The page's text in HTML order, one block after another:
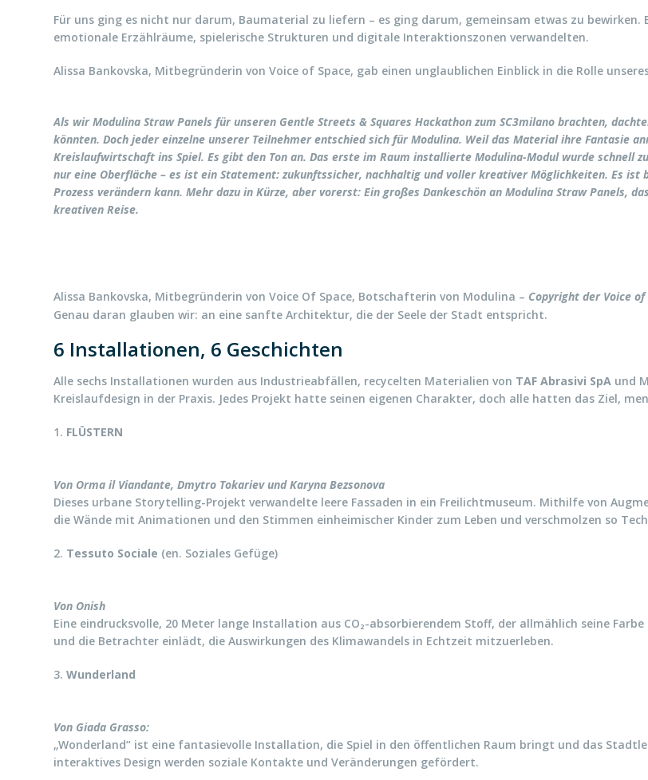
Für uns ging es nicht nur darum, Baumaterial zu liefern – es ging darum, gemeinsam etwas zu
emotionale Erzählräume, spielerische Strukturen und digitale Interaktionszonen verwandelten.
Alissa Bankovska, Mitbegründerin von Voice of Space, gab einen unglaublichen Einblick in die Rolle
Als wir Modulina Straw Panels für unseren Gentle Streets & Squares Hackathon zum SC3milano brachten,
könnten. Doch jeder einzelne unserer Teilnehmer entschied sich für Modulina. Weil das Material ihre Fantasie
Kreislaufwirtschaft ins Spiel. Es gibt den Ton an. Das erste im Raum installierte Modulina-Modul wurde schnell
nur eine Oberfläche – es ist ein Statement: zukunftssicher, nachhaltig und voller kreativer Möglichkeiten. Es
Prozess verändern kann. Mehr dazu in Kürze, aber vorerst: Ein großes Dankeschön an Modulina Straw Panels,
kreativen Reise.
Alissa Bankovska, Mitbegründerin von Voice Of Space, Botschafterin von Modulina – Copyright der Voice of
Genau daran glauben wir: an eine sanfte Architektur, die der Seele der Stadt entspricht.
6 Installationen, 6 Geschichten
Alle sechs Installationen wurden aus Industrieabfällen, recycelten Materialien von TAF Abrasivi SpA und
Kreislaufdesign in der Praxis. Jedes Projekt hatte seinen eigenen Charakter, doch alle hatten das Ziel,
1. FLÜSTERN
Von Orma il Viandante, Dmytro Tokariev und Karyna Bezsonova
Dieses urbane Storytelling-Projekt verwandelte leere Fassaden in ein Freilichtmuseum. Mithilfe von
die Wände mit Animationen und den Stimmen einheimischer Kinder zum Leben und verschmolzen so
2. Tessuto Sociale (en. Soziales Gefüge)
Von Onish
Eine eindrucksvolle, 20 Meter lange Installation aus CO₂-absorbierendem Stoff, der allmählich seine
und die Betrachter einlädt, die Auswirkungen des Klimawandels in Echtzeit mitzuerleben.
3. Wunderland
Von Giada Grasso:
„Wonderland“ ist eine fantasievolle Installation, die Spiel in den öffentlichen Raum bringt und das
interaktives Design werden soziale Kontakte und Veränderungen gefördert.